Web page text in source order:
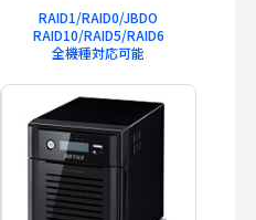
RAID1/RAID0/JBDO
RAID10/RAID5/RAID6
全機種対応可能